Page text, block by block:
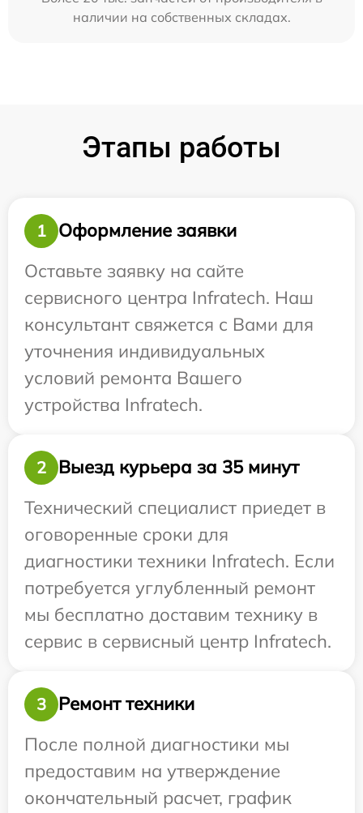
наличии на собственных складах.
Этапы работы
1
Оформление заявки
Оставьте заявку на сайте
сервисного центра Infratech. Наш
консультант свяжется с Вами для
уточнения индивидуальных
условий ремонта Вашего
устройства Infratech.
2
Выезд курьера за 35 минут
Технический специалист приедет в
оговоренные сроки для
диагностики техники Infratech. Если
потребуется углубленный ремонт
мы бесплатно доставим технику в
сервис в сервисный центр Infratech.
3
Ремонт техники
После полной диагностики мы
предоставим на утверждение
окончательный расчет, график